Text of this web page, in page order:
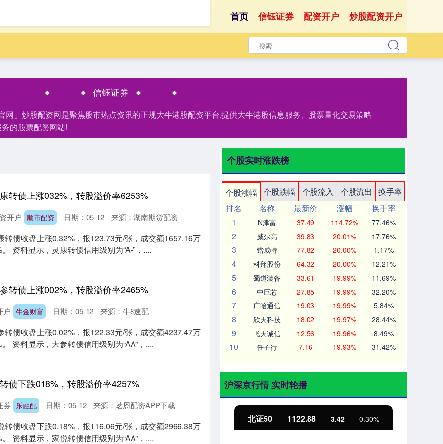
首页 信钰证券 配资开户 炒股配资开户
信钰证券
网」炒股配资网是聚焦股市热点资讯的正规大牛港股配资平台,提供大牛港股信息服务、股票量化交易策略
的股票配资网站!
转债上涨032%，转股溢价率6253%
顺市配资 日期：05-12 来源：湖南期货配资
开户
转债收盘上涨0.32%，报123.73元/张，成交额1657.16万
资料显示，灵康转债信用级别为“A-”，....
转债上涨002%，转股溢价率2465%
牛金财富 日期：05-12 来源：牛8速配
户
转债收盘上涨0.02%，报122.33元/张，成交额4237.47万
资料显示，大参转债信用级别为“AA”，....
债下跌018%，转股溢价率4257%
乐融配 日期：05-12 来源：茗恩配资APP下载
券
转债收盘下跌0.18%，报116.06元/张，成交额2966.38万
资料显示，家悦转债信用级别为“AA”，....
个股实时涨跌榜
个股涨幅 个股跌幅 个股流入 个股流出
换手率
排名
名称 最新价 涨幅
换手率
1
N津富 37.49 114.72% 77.46%
2 威尔高 39.83 20.01% 17.76%
3 锴威特 77.82 20.00% 1.17%
4 科翔股份 64.32 20.00% 12.21%
5 蜀道装备 33.61 19.99% 11.69%
6 中巨芯 27.85 19.99% 32.20%
7 广哈通信 19.03 19.99% 5.84%
8 欣天科技 18.02 19.97% 28.44%
9 飞天诚信 12.56 19.96% 8.49%
10 任子行 7.16 19.93% 31.42%
沪深京行情 实时轮播
北证50 1122.88 3.42 0.30%